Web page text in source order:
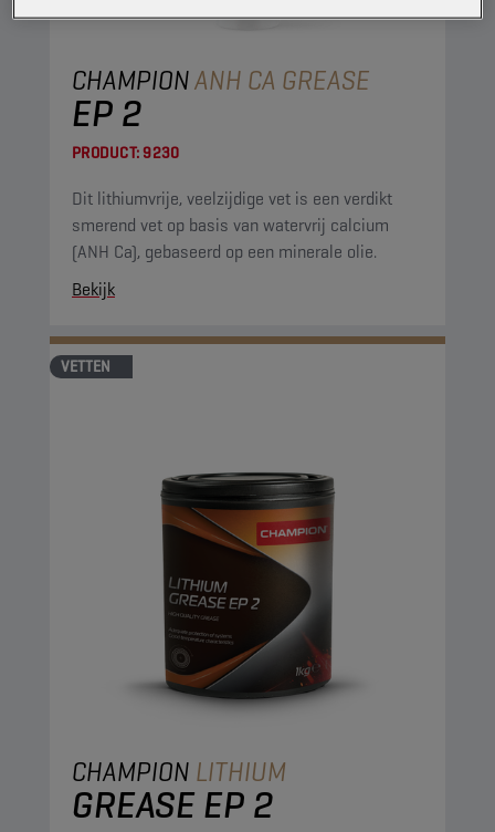
CHAMPIONANH CA GREASE
EP 2
PRODUCT:9230
Dit lithiumvrije, veelzijdige vet is een verdikt
smerend vet op basis van watervrij calcium
(ANH Ca), gebaseerd op een minerale olie.
Bekijk
VETTEN
CHAMPION LITHIUM
GREASE EP 2